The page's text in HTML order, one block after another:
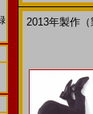
2013年製作（